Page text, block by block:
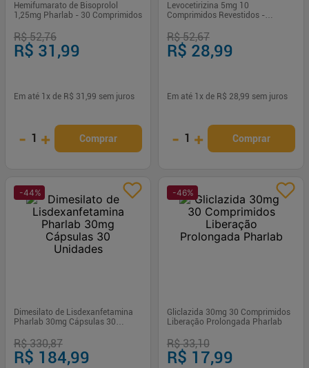
Hemifumarato de Bisoprolol
1,25mg Pharlab - 30 Comprimidos
R$ 52,76
R$ 31,99
Em até 1 x de R$ 31,99 sem juros
- 1 + Comprar
Levocetirizina 5mg 10
Comprimidos Revestidos -
R$ 52,67
R$ 28,99
Em até 1 x de R$ 28,99 sem juros
- 1 + Comprar
-44%
Dimesilato de Lisdexanfetamina
Pharlab 30mg Cápsulas 30
R$ 330,87
R$ 184,99
-46%
Gliclazida 30mg 30 Comprimidos
Liberação Prolongada Pharlab
R$ 33,10
R$ 17,99